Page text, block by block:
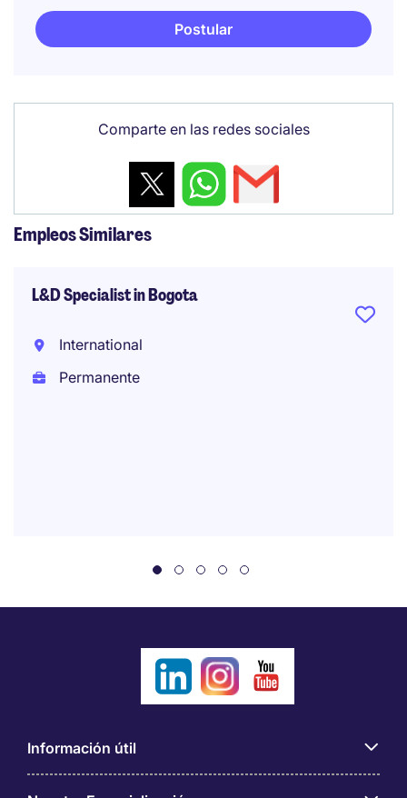
Postular
Comparte en las redes sociales
Empleos Similares
L&D Specialist in Bogota
International
Permanente
Información útil